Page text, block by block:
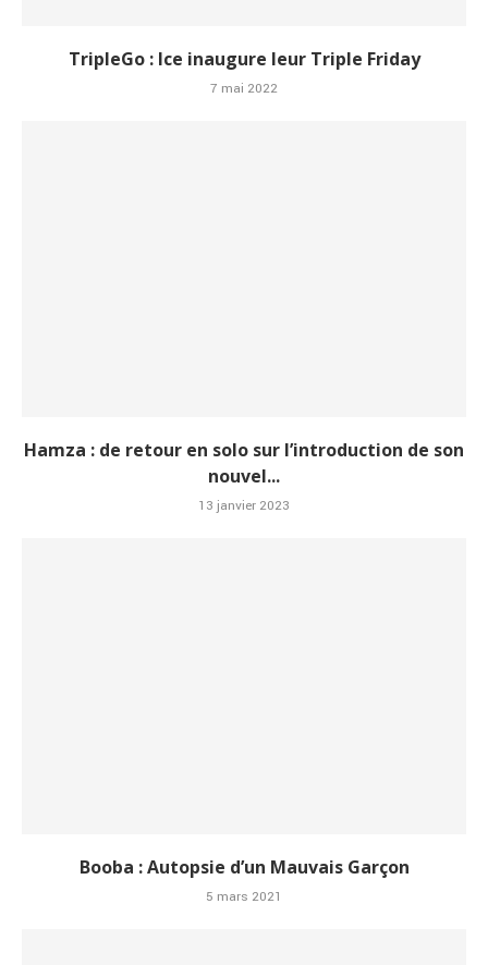
TripleGo : Ice inaugure leur Triple Friday
7 mai 2022
Hamza : de retour en solo sur l’introduction de son
nouvel...
13 janvier 2023
Booba : Autopsie d’un Mauvais Garçon
5 mars 2021